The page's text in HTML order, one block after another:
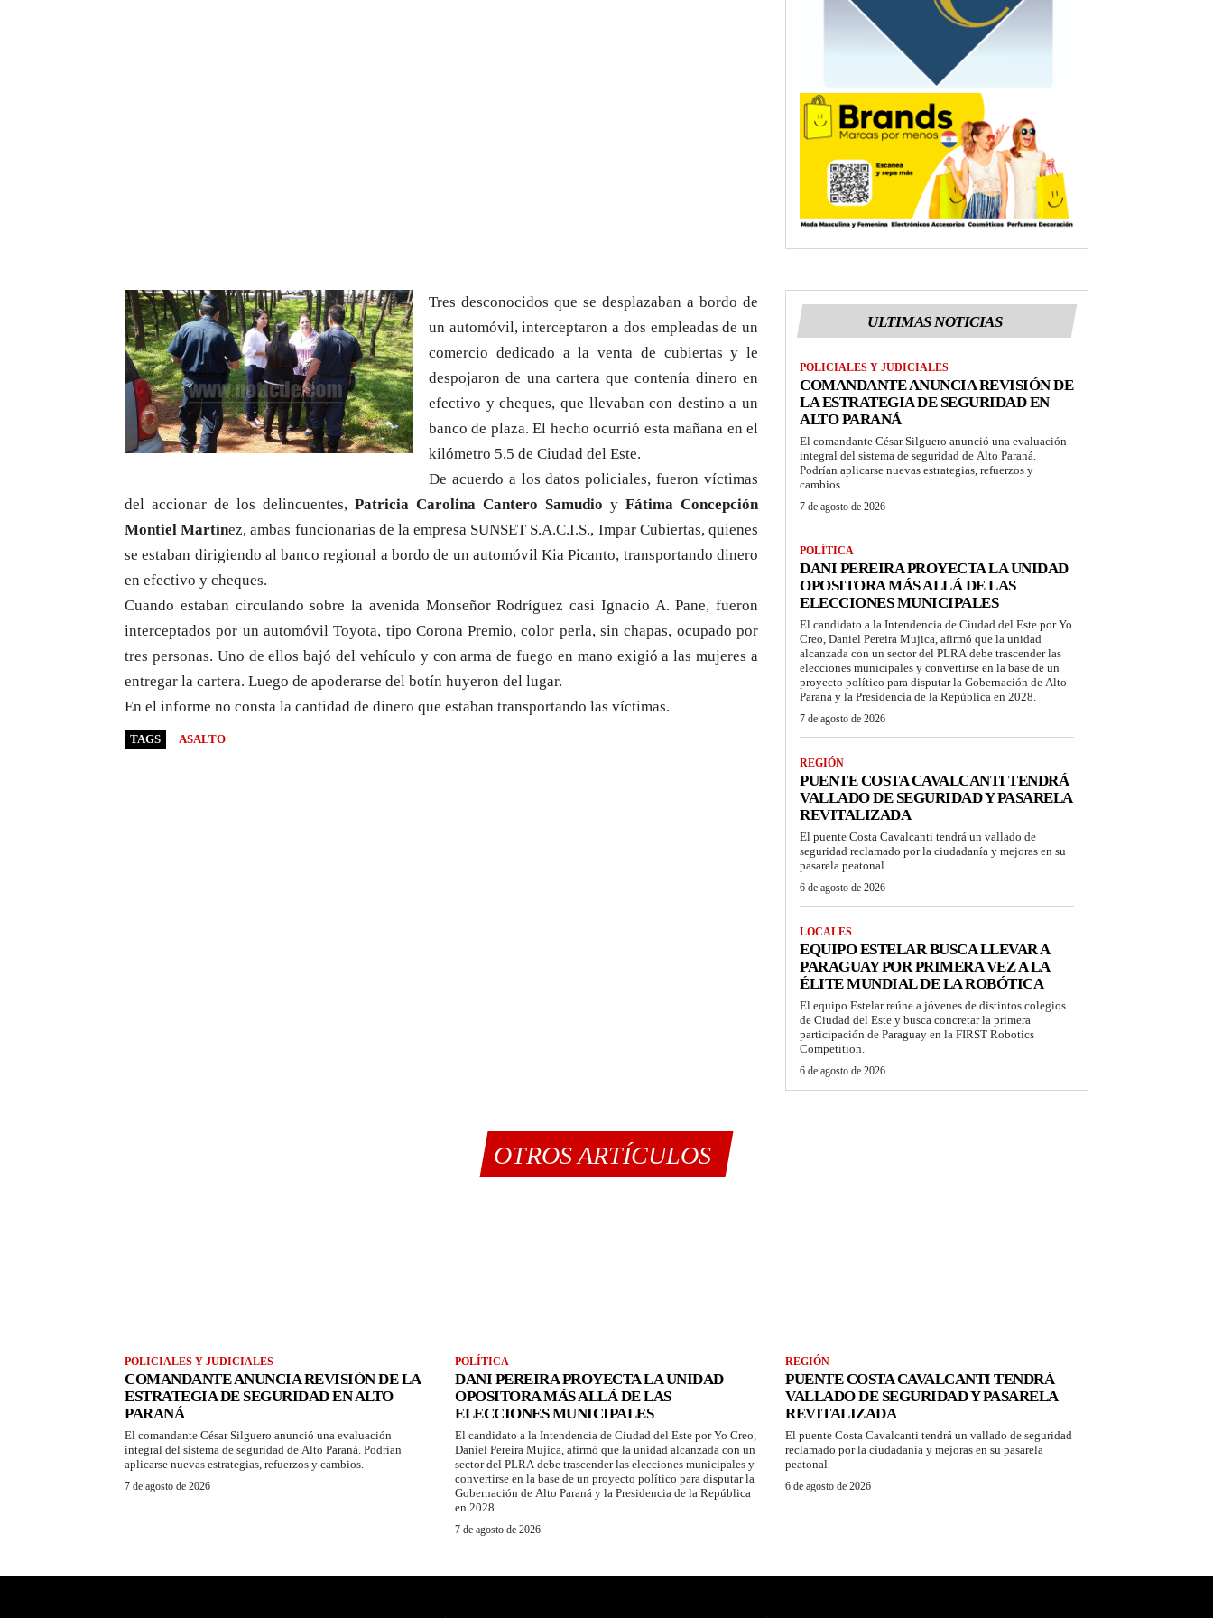
Tres desconocidos que se desplazaban a bordo de
un automóvil, interceptaron a dos empleadas de un
comercio dedicado a la venta de cubiertas y le
despojaron de una cartera que contenía dinero en
efectivo y cheques, que llevaban con destino a un
banco de plaza. El hecho ocurrió esta mañana en el
kilómetro 5,5 de Ciudad del Este.
De acuerdo a los datos policiales, fueron víctimas
del accionar de los delincuentes, Patricia Carolina Cantero Samudio y Fátima Concepción
Montiel Martínez, ambas funcionarias de la empresa SUNSET S.A.C.I.S., Impar Cubiertas, quienes
se estaban dirigiendo al banco regional a bordo de un automóvil Kia Picanto, transportando dinero
en efectivo y cheques.
Cuando estaban circulando sobre la avenida Monseñor Rodríguez casi Ignacio A. Pane, fueron
interceptados por un automóvil Toyota, tipo Corona Premio, color perla, sin chapas, ocupado por
tres personas. Uno de ellos bajó del vehículo y con arma de fuego en mano exigió a las mujeres a
entregar la cartera. Luego de apoderarse del botín huyeron del lugar.
En el informe no consta la cantidad de dinero que estaban transportando las víctimas.
TAGS ASALTO
ULTIMAS NOTICIAS
POLICIALES Y JUDICIALES
COMANDANTE ANUNCIA REVISIÓN DE
LA ESTRATEGIA DE SEGURIDAD EN
ALTO PARANÁ
El comandante César Silguero anunció una evaluación
integral del sistema de seguridad de Alto Paraná.
Podrían aplicarse nuevas estrategias, refuerzos y
cambios.
7 de agosto de 2026
POLÍTICA
DANI PEREIRA PROYECTA LA UNIDAD
OPOSITORA MÁS ALLÁ DE LAS
ELECCIONES MUNICIPALES
El candidato a la Intendencia de Ciudad del Este por Yo
Creo, Daniel Pereira Mujica, afirmó que la unidad
alcanzada con un sector del PLRA debe trascender las
elecciones municipales y convertirse en la base de un
proyecto político para disputar la Gobernación de Alto
Paraná y la Presidencia de la República en 2028.
7 de agosto de 2026
REGIÓN
PUENTE COSTA CAVALCANTI TENDRÁ
VALLADO DE SEGURIDAD Y PASARELA
REVITALIZADA
El puente Costa Cavalcanti tendrá un vallado de
seguridad reclamado por la ciudadanía y mejoras en su
pasarela peatonal.
6 de agosto de 2026
LOCALES
EQUIPO ESTELAR BUSCA LLEVAR A
PARAGUAY POR PRIMERA VEZ A LA
ÉLITE MUNDIAL DE LA ROBÓTICA
El equipo Estelar reúne a jóvenes de distintos colegios
de Ciudad del Este y busca concretar la primera
participación de Paraguay en la FIRST Robotics
Competition.
6 de agosto de 2026
OTROS ARTÍCULOS
POLICIALES Y JUDICIALES
COMANDANTE ANUNCIA REVISIÓN DE LA
ESTRATEGIA DE SEGURIDAD EN ALTO
PARANÁ
El comandante César Silguero anunció una evaluación
integral del sistema de seguridad de Alto Paraná. Podrían
aplicarse nuevas estrategias, refuerzos y cambios.
7 de agosto de 2026
POLÍTICA
DANI PEREIRA PROYECTA LA UNIDAD
OPOSITORA MÁS ALLÁ DE LAS
ELECCIONES MUNICIPALES
El candidato a la Intendencia de Ciudad del Este por Yo Creo,
Daniel Pereira Mujica, afirmó que la unidad alcanzada con un
sector del PLRA debe trascender las elecciones municipales y
convertirse en la base de un proyecto político para disputar la
Gobernación de Alto Paraná y la Presidencia de la República
en 2028.
7 de agosto de 2026
REGIÓN
PUENTE COSTA CAVALCANTI TENDRÁ
VALLADO DE SEGURIDAD Y PASARELA
REVITALIZADA
El puente Costa Cavalcanti tendrá un vallado de seguridad
reclamado por la ciudadanía y mejoras en su pasarela
peatonal.
6 de agosto de 2026